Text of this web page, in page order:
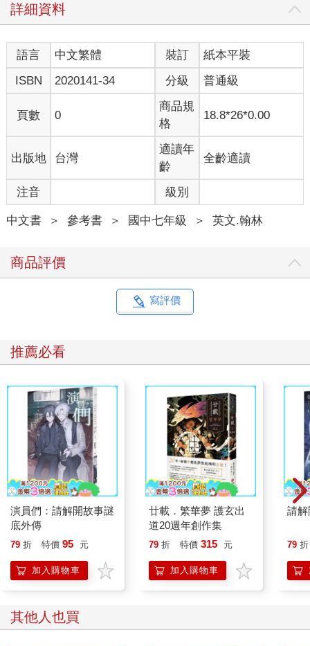
詳細資料
語言 中文繁體 裝訂
紙本平裝
ISBN
2020141-34 分級 普通級
頁數 0
商品規
格
18.8*26*0.00
出版地 台灣
適讀年
齡
全齡適讀
注音 級別
中文書 ＞ 參考書 ＞ 國中七年級 ＞ 英文.翰林
商品評價
寫評價
推薦必看
演員們：請解開故事謎
底外傳
79 折 特價 95 元
加入購物車
廿載．繁華夢 護玄出
道20週年創作集
79 折 特價 315 元
加入購物車
請解
79 折
其他人也買